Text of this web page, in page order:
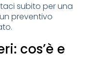
subito per una
preventivo
cos’è e